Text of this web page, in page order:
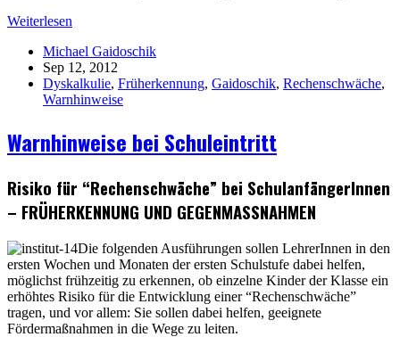
Weiterlesen
Michael Gaidoschik
Sep 12, 2012
Dyskalkulie, Früherkennung, Gaidoschik, Rechenschwäche,
Warnhinweise
Warnhinweise bei Schuleintritt
Risiko für “Rechenschwäche” bei SchulanfängerInnen
– FRÜHERKENNUNG UND GEGENMASSNAHMEN
Die folgenden Ausführungen sollen LehrerInnen in den
ersten Wochen und Monaten der ersten Schulstufe dabei helfen,
möglichst frühzeitig zu erkennen, ob einzelne Kinder der Klasse ein
erhöhtes Risiko für die Entwicklung einer “Rechenschwäche”
tragen, und vor allem: Sie sollen dabei helfen, geeignete
Fördermaßnahmen in die Wege zu leiten.